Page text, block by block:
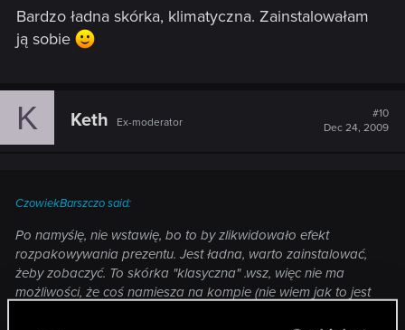
Bardzo ładna skórka, klimatyczna. Zainstalowałam
ją sobie
K Keth Ex-moderator
#10
Dec 24, 2009
CzowiekBarszczo said:
Po namyślę, nie wstawię, bo to by zlikwidowało efekt
rozpakowywania prezentu. Jest ładna, warto zainstalować,
żeby zobaczyć. To skórka "klasyczna" .wsz, więc nie ma
możliwości, że coś namiesza na kompie (nie wiem jak to jest